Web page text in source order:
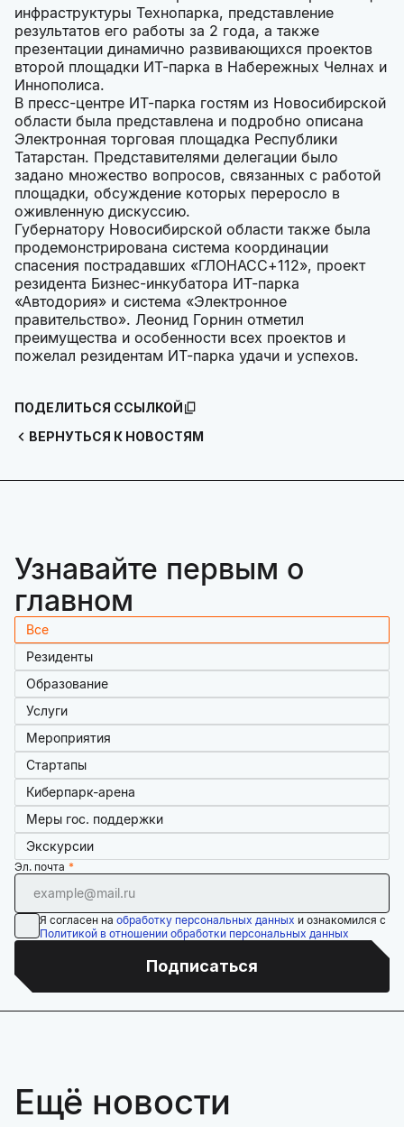
инфраструктуры Технопарка, представление
результатов его работы за 2 года, а также
презентации динамично развивающихся проектов
второй площадки ИТ-парка в Набережных Челнах и
Иннополиса.
В пресс-центре ИТ-парка гостям из Новосибирской
области была представлена и подробно описана
Электронная торговая площадка Республики
Татарстан. Представителями делегации было
задано множество вопросов, связанных с работой
площадки, обсуждение которых переросло в
оживленную дискуссию.
Губернатору Новосибирской области также была
продемонстрирована система координации
спасения пострадавших «ГЛОНАСС+112», проект
резидента Бизнес-инкубатора ИТ-парка
«Автодория» и система «Электронное
правительство». Леонид Горнин отметил
преимущества и особенности всех проектов и
пожелал резидентам ИТ-парка удачи и успехов.
ВЕРНУТЬСЯ К НОВОСТЯМ
ПОДЕЛИТЬСЯ ССЫЛКОЙ
Узнавайте первым о
главном
Все
Резиденты
Образование
Услуги
Мероприятия
Стартапы
Киберпарк-арена
Меры гос. поддержки
Экскурсии
Эл. почта
Я согласен на обработку персональных данных и ознакомился с
Политикой в отношении обработки персональных данных
Подписаться
Ещё новости